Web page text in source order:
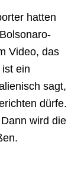
hatten
Video, das
ein
sagt,
dürfe.
wird die